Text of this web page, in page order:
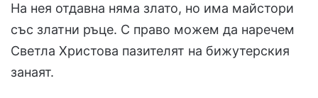
На нея отдавна няма злато, но има майстори
със златни ръце. С право можем да наречем
Светла Христова пазителят на бижутерския
занаят.